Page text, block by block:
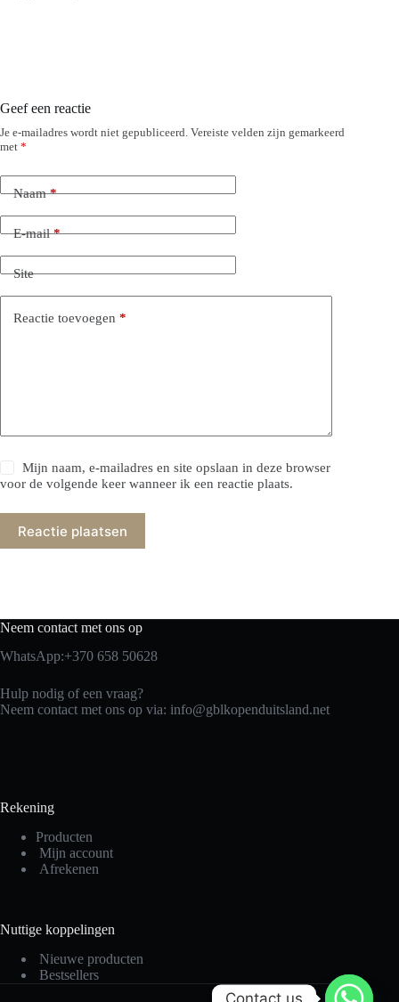
Geef een reactie
Je e-mailadres wordt niet gepubliceerd. Vereiste velden zijn gemarkeerd
met *
Naam*
E-mail*
Site
Reactie toevoegen *
Mijn naam, e-mailadres en site opslaan in deze browser
voor de volgende keer wanneer ik een reactie plaats.
Reactie plaatsen
Neem contact met ons op
WhatsApp:+370 658 50628
Hulp nodig of een vraag?
Neem contact met ons op via: info@gblkopenduitsland.net
Rekening
Producten
Mijn account
Afrekenen
Nuttige koppelingen
Nieuwe producten
Bestsellers
Contact us